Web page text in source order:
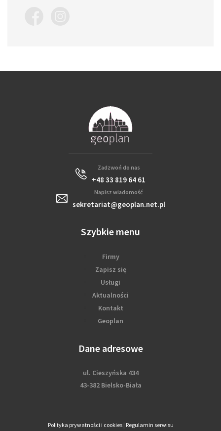
Zadzwoń do nas
+48 33 819 64 61
Napisz wiadomość
sekretariat@geoplan.net.pl
Szybkie menu
Firmy
Zapisz się
Usługi
Aktualności
Kontakt
Geoplan
Dane adresowe
ul. Cieszyńska 434
43-382 Bielsko-Biała
Polityka prywatności i cookies| Regulamin serwisu